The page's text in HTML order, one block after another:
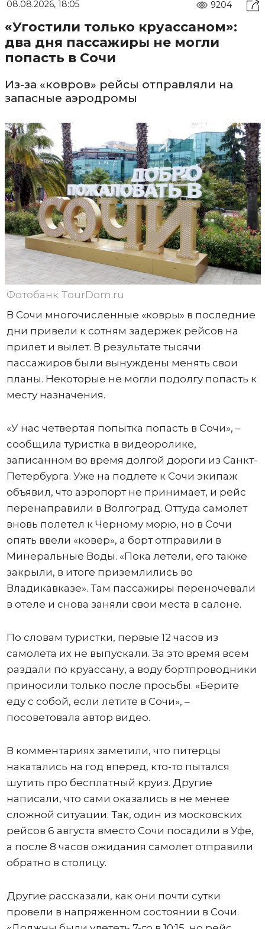
08.08.2026, 18:05 9204
«Угостили только круассаном»:
два дня пассажиры не могли
попасть в Сочи
Из-за «ковров» рейсы отправляли на
запасные аэродромы
Фотобанк TourDom.ru
В Сочи многочисленные «ковры» в последние
дни привели к сотням задержек рейсов на
прилет и вылет. В результате тысячи
пассажиров были вынуждены менять свои
планы. Некоторые не могли подолгу попасть к
месту назначения.
«У нас четвертая попытка попасть в Сочи», –
сообщила туристка в видеоролике,
записанном во время долгой дороги из Санкт-
Петербурга. Уже на подлете к Сочи экипаж
объявил, что аэропорт не принимает, и рейс
перенаправили в Волгоград. Оттуда самолет
вновь полетел к Черному морю, но в Сочи
опять ввели «ковер», а борт отправили в
Минеральные Воды. «Пока летели, его также
закрыли, в итоге приземлились во
Владикавказе». Там пассажиры переночевали
в отеле и снова заняли свои места в салоне.
По словам туристки, первые 12 часов из
самолета их не выпускали. За это время всем
раздали по круассану, а воду бортпроводники
приносили только после просьбы. «Берите
еду с собой, если летите в Сочи», –
посоветовала автор видео.
В комментариях заметили, что питерцы
накатались на год вперед, кто-то пытался
шутить про бесплатный круиз. Другие
написали, что сами оказались в не менее
сложной ситуации. Так, один из московских
рейсов 6 августа вместо Сочи посадили в Уфе,
а после 8 часов ожидания самолет отправили
обратно в столицу.
Другие рассказали, как они почти сутки
провели в напряженном состоянии в Сочи.